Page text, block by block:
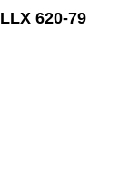
620-79